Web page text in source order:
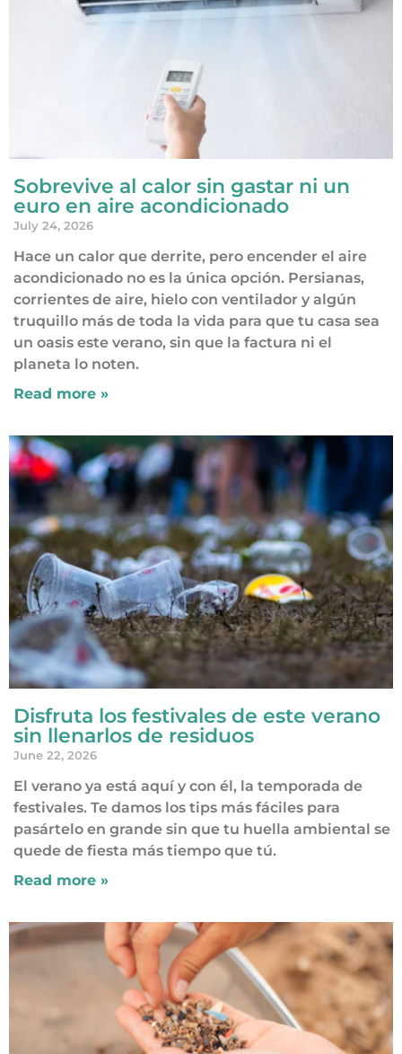
Sobrevive al calor sin gastar ni un
euro en aire acondicionado
July 24, 2026
Hace un calor que derrite, pero encender el aire
acondicionado no es la única opción. Persianas,
corrientes de aire, hielo con ventilador y algún
truquillo más de toda la vida para que tu casa sea
un oasis este verano, sin que la factura ni el
planeta lo noten.
Read more »
Disfruta los festivales de este verano
sin llenarlos de residuos
June 22, 2026
El verano ya está aquí y con él, la temporada de
festivales. Te damos los tips más fáciles para
pasártelo en grande sin que tu huella ambiental se
quede de fiesta más tiempo que tú.
Read more »